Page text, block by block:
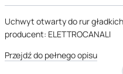
Uchwyt otwarty do rur
producent: ELETTROCANALI
Przejdź do pełnego opisu